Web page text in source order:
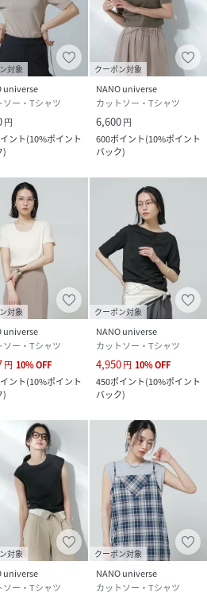
上縮みます。
を行う為、実際にお届けする商品
合がございます。予約時は生産の
前後する場合もございますので、
により色味が異なる場合がござ
ジオ画像の色味をご参照くださ
ズ: M
ス
シア製
ン50%,レーヨン50%
Ｌ
可、ドライクリーニング不可
023-18 PC0531
対象
universe
ソー・Tシャツ
円
ント(10%ポイント
)
クーポン対象
NANO universe
カットソー・Tシャツ
6,600円
600ポイント(10%ポイント
バック)
対象
universe
ソー・Tシャツ
円 10%OFF
ント(10%ポイント
)
クーポン対象
NANO universe
カットソー・Tシャツ
4,950円 10%OFF
450ポイント(10%ポイント
バック)
対象
universe
ソー・Tシャツ
クーポン対象
NANO universe
カットソー・Tシャツ